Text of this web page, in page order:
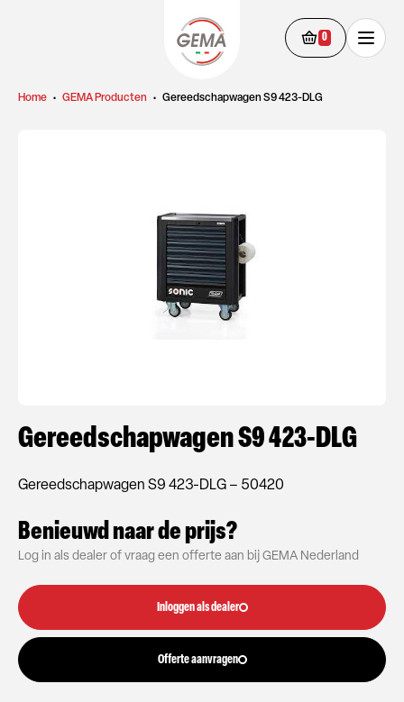
0
Home • GEMA Producten • Gereedschapwagen S9 423-DLG
Gereedschapwagen S9 423-DLG
Gereedschapwagen S9 423-DLG – 50420
Benieuwd naar de prijs?
Log in als dealer of vraag een offerte aan bij GEMA Nederland
Inloggen als dealer
Offerte aanvragen